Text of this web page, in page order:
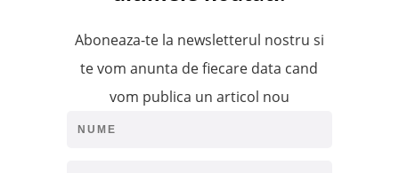
Aboneaza-te la newsletterul nostru si
te vom anunta de fiecare data cand
vom publica un articol nou